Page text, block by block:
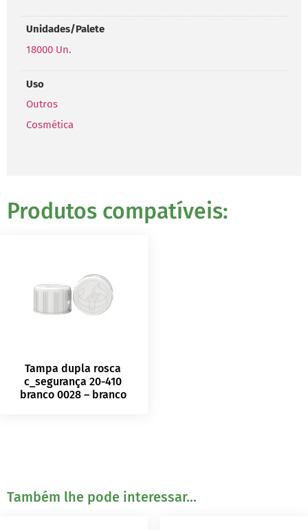
Unidades/Palete
18000 Un.
Uso
Outros
Cosmética
Produtos compatíveis:
Tampa dupla rosca
c_segurança 20-410
branco 0028 – branco
Também lhe pode interessar...